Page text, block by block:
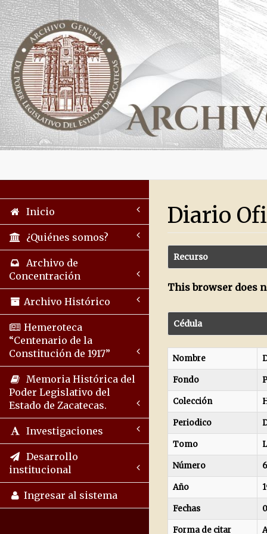
Inicio
¿Quiénes somos?
Archivo de
Concentración
Archivo Histórico
Hemeroteca
“Centenario de la
Constitución de 1917”
Memoria Histórica del
Poder Legislativo del
Estado de Zacatecas.
Investigaciones
Desarrollo
institucional
Ingresar al sistema
Diario
Recurso
This browser does
Cédula
Nombre
Fondo
Colección
Periodico
Tomo
Número 6
Año
Fechas
Forma de citar